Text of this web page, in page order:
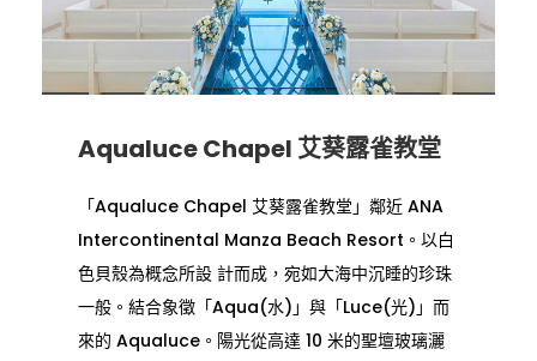
Aqualuce Chapel 艾葵露雀教堂
「Aqualuce Chapel 艾葵露雀教堂」鄰近 ANA
Intercontinental Manza Beach Resort。以白
色貝殼為概念所設 計而成，宛如大海中沉睡的珍珠
一般。結合象徵「Aqua(水)」與「Luce(光)」而
來的 Aqualuce。陽光從高達 10 米的聖壇玻璃灑